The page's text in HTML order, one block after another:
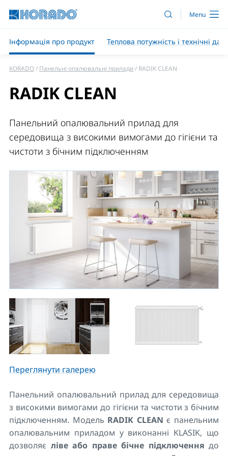
Інформація про продукт Теплова потужність і технічні дані
KORADO Панельні опалювальні прилади RADIK CLEAN
RADIK CLEAN
Панельний опалювальний прилад для
середовища з високими вимогами до гігієни та
чистоти з бічним підключенням
Переглянути галерею
Панельний опалювальний прилад для середовища
з високими вимогами до гігієни та чистоти з бічним
підключенням. Модель RADIK CLEAN є панельним
опалювальним приладом у виконанні KLASIK, що
дозволяє ліве або праве бічне підключення до